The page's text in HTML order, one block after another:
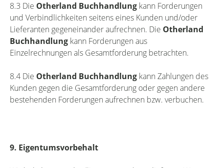
8.3 Die Otherland Buchhandlung kann Forderungen
und Verbindlichkeiten seitens eines Kunden und/oder
Lieferanten gegeneinander aufrechnen. Die Otherland
Buchhandlung kann Forderungen aus
Einzelrechnungen als Gesamtforderung betrachten.
8.4 Die Otherland Buchhandlung kann Zahlungen des
Kunden gegen die Gesamtforderung oder gegen andere
bestehenden Forderungen aufrechnen bzw. verbuchen.
9. Eigentumsvorbehalt